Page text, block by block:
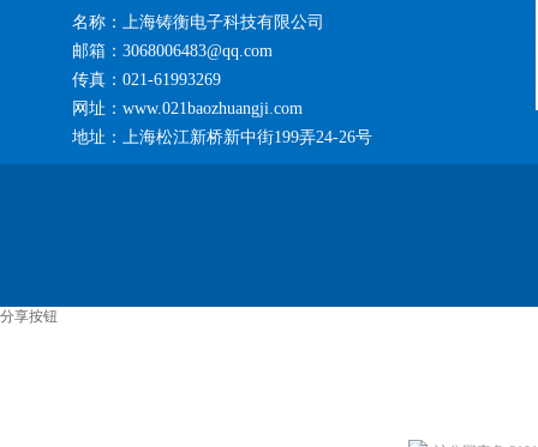
名称：上海铸衡电子科技有限公司
邮箱：3068006483@qq.com
传真：021-61993269
网址：www.021baozhuangji.com
地址：上海松江新桥新中街199弄24-26号
分享按钮